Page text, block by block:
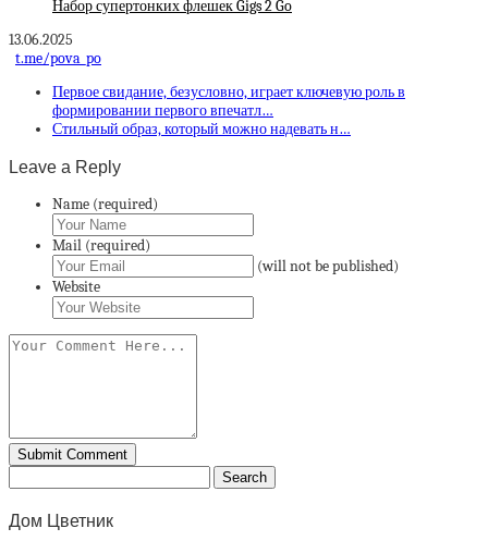
Набор супертонких флешек Gigs 2 Go
13.06.2025
t.me/pova_po
Первое свидание, безусловно, играет ключевую роль в
формировании первого впечатл…
Стильный образ, который можно надевать н…
Leave a Reply
Name (required)
Mail (required)
(will not be published)
Website
Дом Цветник